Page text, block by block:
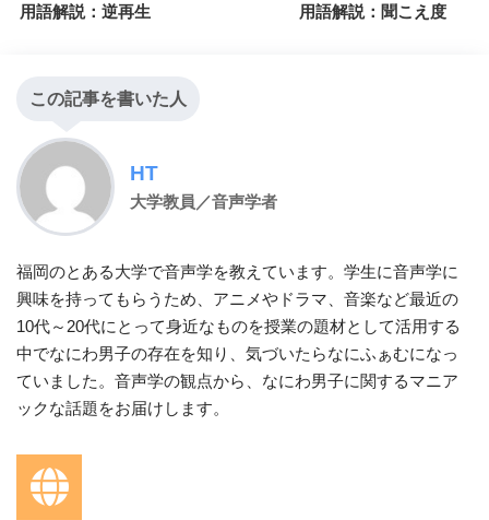
用語解説：逆再生 用語解説：聞こえ度
この記事を書いた人
HT
大学教員／音声学者
福岡のとある大学で音声学を教えています。学生に音声学に
興味を持ってもらうため、アニメやドラマ、音楽など最近の
10代～20代にとって身近なものを授業の題材として活用する
中でなにわ男子の存在を知り、気づいたらなにふぁむになっ
ていました。音声学の観点から、なにわ男子に関するマニア
ックな話題をお届けします。